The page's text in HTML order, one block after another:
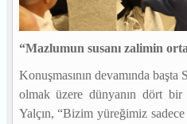
“Mazlumun susanı zalimin
Konuşmasının devamında
olmak üzere dünyanın dört
Yalçın, “Bizim yüreğimiz